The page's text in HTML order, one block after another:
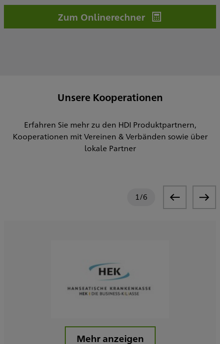
Zum Onlinerechner
Unsere Kooperationen
Erfahren Sie mehr zu den HDI Produktpartnern,
Kooperationen mit Vereinen & Verbänden sowie über
lokale Partner
1/6
Mehr anzeigen